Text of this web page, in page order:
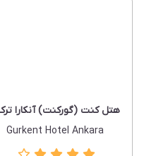
هتل کنت (گورکنت) آنکارا
Gurkent Hotel Ankara